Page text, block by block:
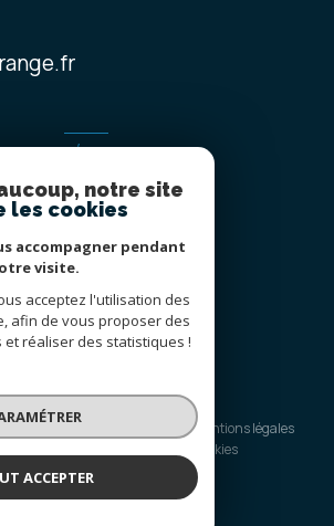
ADHÉRENTS
ADHÉRONS
© 2026 | Tous droits réservés
Nos partenaires
Mentions légales
Cookies
notre site
les cookies
accompagner pendant
visite.
acceptez l'utilisation des
afin de vous proposer des
réaliser des statistiques !
ACCEPTER